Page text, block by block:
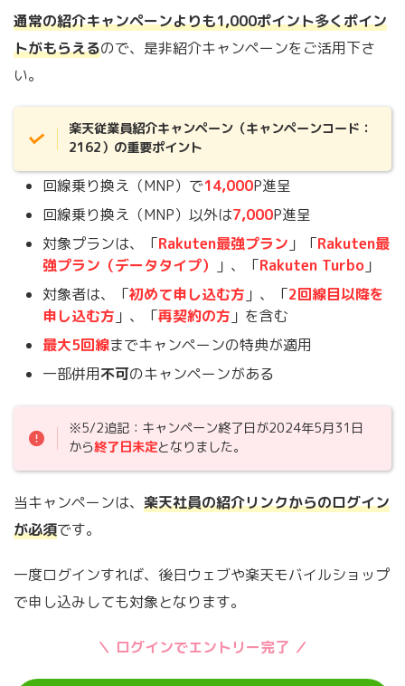
通常の紹介キャンペーンよりも1,000ポイント多くポイン
トがもらえるので、是非紹介キャンペーンをご活用下さ
い。
楽天従業員紹介キャンペーン（キャンペーンコード：
2162）の重要ポイント
回線乗り換え（MNP）で14,000P進呈
回線乗り換え（MNP）以外は7,000P進呈
対象プランは、「Rakuten最強プラン 」「Rakuten最
強プラン（データタイプ）
」、「Rakuten Turbo 」
対象者は、「初めて申し込む方 」、「2回線目以降を
申し込む方 」、「再契約の方 」を含む
最大5回線までキャンペーンの特典が適用
一部併用不可のキャンペーンがある
※5/2追記：キャンペーン終了日が2024年5月31日
から終了日未定となりました。
当キャンペーンは、 楽天社員の紹介リンクからのログイン
が必須です。
一度ログインすれば、後日ウェブや楽天モバイルショップ
で申し込みしても対象となります。
＼ ログインでエントリー完了 ／